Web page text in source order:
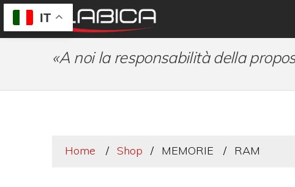
IT
«A noi la responsabilità della
Home Shop MEMORIE RAM